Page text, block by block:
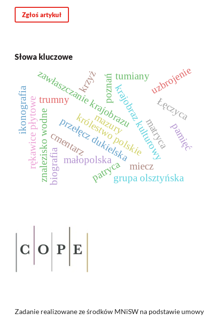
Zgłoś artykuł
Słowa kluczowe
cmentarz krajobraz kulturowy
zawłaszczanie krajobrazu
mazury
królestwo polskie
małopolska
przełęcz dukielska
miecz
znalezisko wodne
rękawice płytowe
ikonografia
uzbrojenie
Łęczyca
poznań
patryca
matryca
grupa olsztyńska
krzyż tumiany
biografia
trumny
pamięć
Zadanie realizowane ze środków MNiSW na podstawie umowy